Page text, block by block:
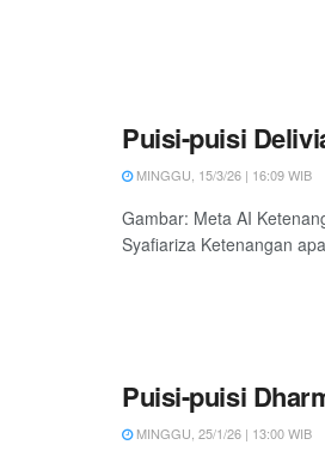
Puisi-puisi
MINGGU, 15/3/26 | 16:09 WIB
Gambar: Meta AI
Syafiariza Ketenangan
Puisi-puisi
MINGGU, 25/1/26 | 13:00 WIB